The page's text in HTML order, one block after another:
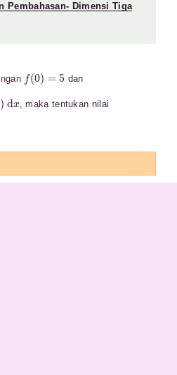
Pembahasan- Dimensi Tiga
(0)=
dan
, maka tentukan nilai